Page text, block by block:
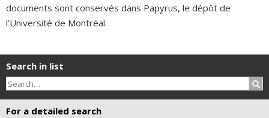
documents sont conservés dans Papyrus, le dépôt de
l’Université de Montréal.
Search in list
For a detailed search